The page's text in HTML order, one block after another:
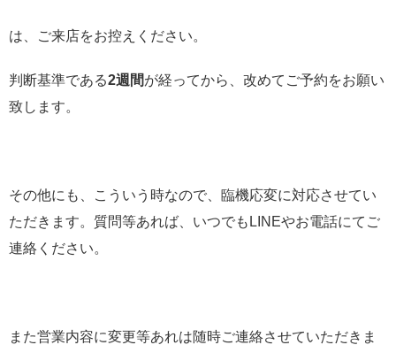
は、ご来店をお控えください。
判断基準である2週間が経ってから、改めてご予約をお願い
致します。
その他にも、こういう時なので、臨機応変に対応させてい
ただきます。質問等あれば、いつでもLINEやお電話にてご
連絡ください。
また営業内容に変更等あれは随時ご連絡させていただきま